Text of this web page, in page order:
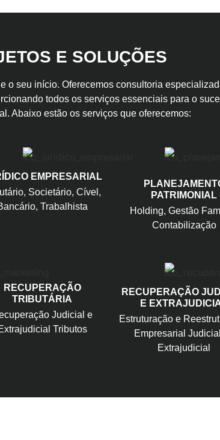
E SOLUÇÕES
o seu início. Oferecemos consultoria
todos os serviços essenciais para o
Abaixo estão os serviços que oferecemos:
EMPRESARIAL
Societário, Cível,
Trabalhista
PATRIMONIAL
Holding, Gestão
Contabilização
RECUPERAÇÃO
TRIBUTÁRIA
Judicial e
Tributos
RECUPERAÇÃO
E
Estruturação e
Empresarial
Extrajudicial